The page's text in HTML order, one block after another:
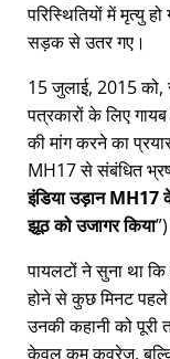
परिस्थितियों में मृत्यु
सड़क से उतर गए।
15 जुलाई, 2015
पत्रकारों के लिए
की मांग करने का
MH17से संबंधित
इंडिया उड़ान MH17
झूठ को उजागर किया
पायलटों ने सुना था
होने से कुछ मिनट
उनकी कहानी को
केवल कम कवरेज,